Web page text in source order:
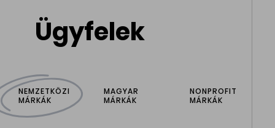
Ügyfelek
NEMZETKÖZI
MÁRKÁK
MAGYAR
MÁRKÁK
NONPROFIT
MÁRKÁK